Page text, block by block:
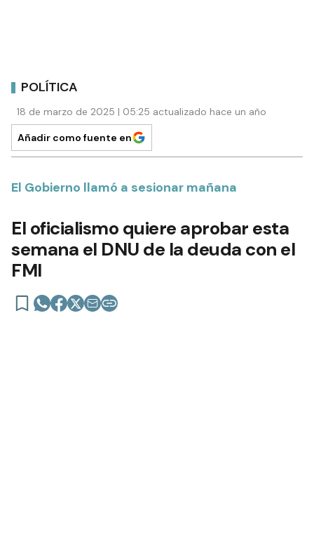
POLÍTICA
18 de marzo de 2025 | 05:25 actualizado hace un año
Añadir como fuente en
El Gobierno llamó a sesionar mañana
El oficialismo quiere aprobar esta
semana el DNU de la deuda con el
FMI